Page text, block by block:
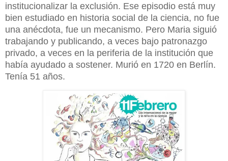
institucionalizar la exclusión. Ese episodio está muy
bien estudiado en historia social de la ciencia, no fue
una anécdota, fue un mecanismo. Pero Maria siguió
trabajando y publicando, a veces bajo patronazgo
privado, a veces en la periferia de la institución que
había ayudado a sostener. Murió en 1720 en Berlín.
Tenía 51 años.